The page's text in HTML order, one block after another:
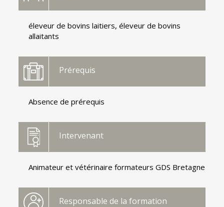
éleveur de bovins laitiers, éleveur de bovins
allaitants
Prérequis
Absence de prérequis
Intervenant
Animateur et vétérinaire formateurs GDS Bretagne
Responsable de la formation